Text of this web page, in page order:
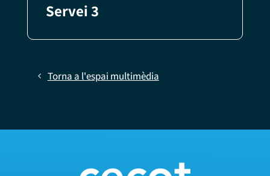
Servei 3
Torna a l'espai multimèdia